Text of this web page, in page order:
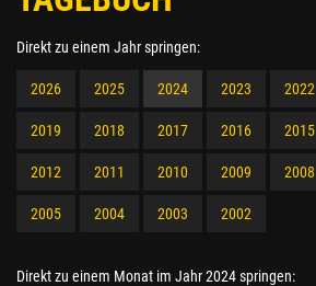
Direkt zu einem Jahr springen:
2026 2025 2024 2023 2022
2019 2018 2017 2016 2015
2012 2011 2010 2009 2008
2005 2004 2003 2002
Direkt zu einem Monat im Jahr 2024 springen: